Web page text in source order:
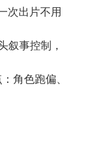
次出片不用
叙事控制，
角色跑偏、